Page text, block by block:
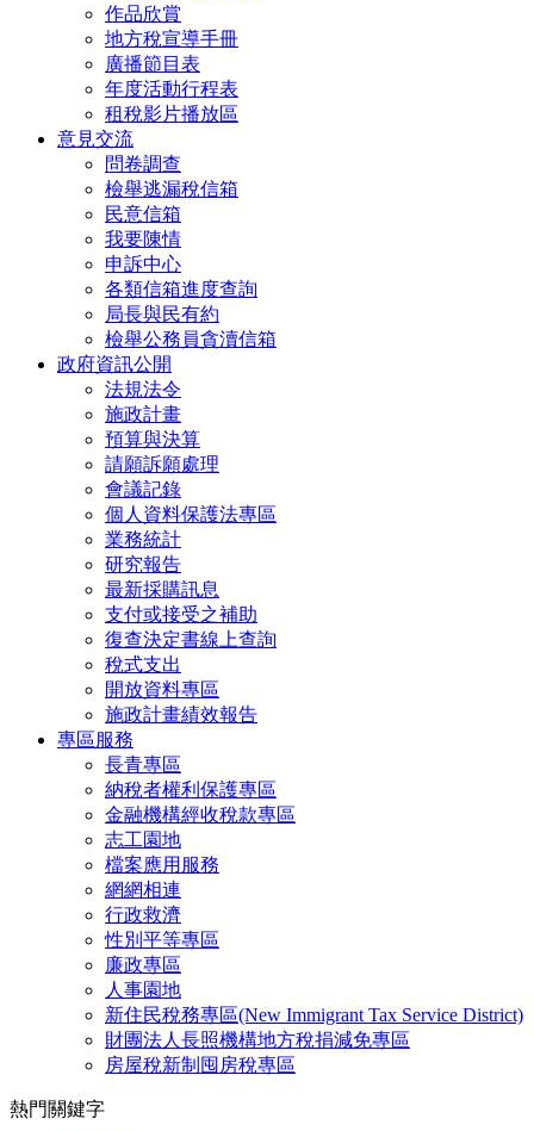
作品欣賞
地方稅宣導手冊
廣播節目表
年度活動行程表
租稅影片播放區
意見交流
問卷調查
檢舉逃漏稅信箱
民意信箱
我要陳情
申訴中心
各類信箱進度查詢
局長與民有約
檢舉公務員貪瀆信箱
政府資訊公開
法規法令
施政計畫
預算與決算
請願訴願處理
會議記錄
個人資料保護法專區
業務統計
研究報告
最新採購訊息
支付或接受之補助
復查決定書線上查詢
稅式支出
開放資料專區
施政計畫績效報告
專區服務
長青專區
納稅者權利保護專區
金融機構經收稅款專區
志工園地
檔案應用服務
網網相連
行政救濟
性別平等專區
廉政專區
人事園地
新住民稅務專區(New Immigrant Tax Service District)
財團法人長照機構地方稅捐減免專區
房屋稅新制囤房稅專區
熱門關鍵字